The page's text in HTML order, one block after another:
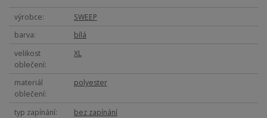
výrobce
SWEEP
barva
bílá
velikost
oblečení
XL
materiál
oblečení
polyester
typ zapínání
bez zapínání